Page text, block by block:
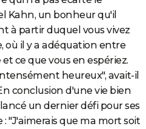
Kahn, un bonheur qu'il
à partir duquel vous vivez
où il y a adéquation entre
ce que vous en espériez.
heureux", avait-il
conclusion d'une vie bien
un dernier défi pour ses
"J'aimerais que ma mort soit